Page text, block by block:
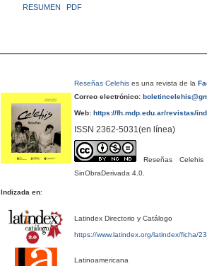
RESUMEN PDF
Reseñas Celehises una revista de la
Correo electrónico:
Web:https://fh.mdp.edu.ar/revistas/
ISSN 2362-5031(en línea)
Reseñas Celehis
SinObraDerivada 4.0.
Indizada en:
Latindex Directorio y Catálogo
https://www.latindex.org/latindex/ficha/
Latinoamericana